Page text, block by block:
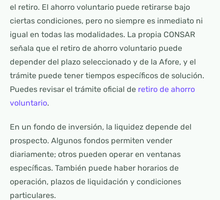
el retiro. El ahorro voluntario puede retirarse bajo
ciertas condiciones, pero no siempre es inmediato ni
igual en todas las modalidades. La propia CONSAR
señala que el retiro de ahorro voluntario puede
depender del plazo seleccionado y de la Afore, y el
trámite puede tener tiempos específicos de solución.
Puedes revisar el trámite oficial de retiro de ahorro
voluntario.
En un fondo de inversión, la liquidez depende del
prospecto. Algunos fondos permiten vender
diariamente; otros pueden operar en ventanas
específicas. También puede haber horarios de
operación, plazos de liquidación y condiciones
particulares.